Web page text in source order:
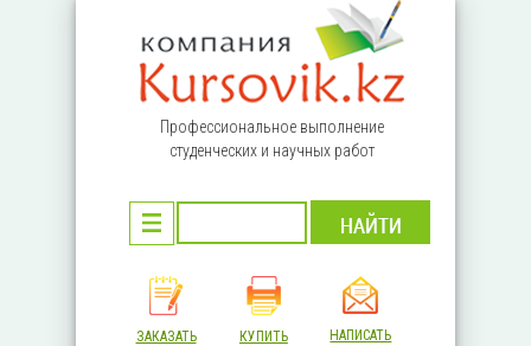
Профессиональное выполнение
студенческих и научных работ
ЗАКАЗАТЬ
КУПИТЬ
НАПИСАТЬ